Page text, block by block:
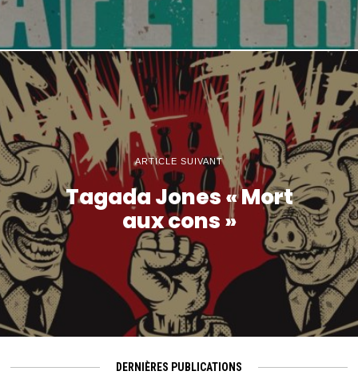
ARTICLE SUIVANT
Tagada Jones « Mort
aux cons »
DERNIÈRES PUBLICATIONS